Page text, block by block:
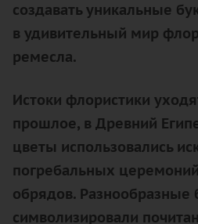
создавать уникальные
в удивительный мир
ремесла.
Истоки флористики
прошлое, в Древний
цветы использовались
погребальных
обрядов. Разнообразные
символизировали